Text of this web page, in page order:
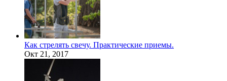
Как стрелять свечу. Практические приемы.
Окт 21, 2017